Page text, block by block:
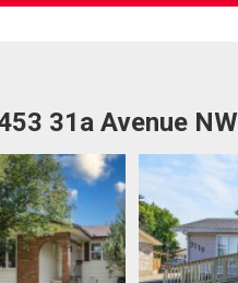
31a Avenue NW